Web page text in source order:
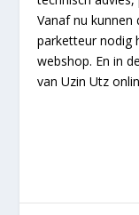
Vanaf nu kunnen
parketteur nodig
webshop. En in
van Uzin Utz